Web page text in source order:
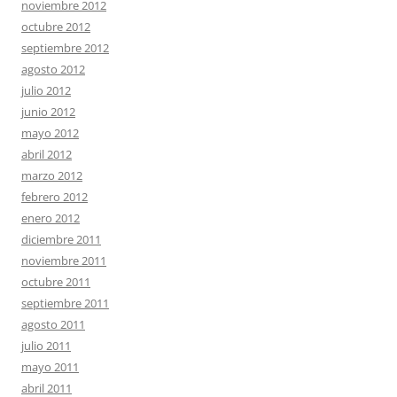
noviembre 2012
octubre 2012
septiembre 2012
agosto 2012
julio 2012
junio 2012
mayo 2012
abril 2012
marzo 2012
febrero 2012
enero 2012
diciembre 2011
noviembre 2011
octubre 2011
septiembre 2011
agosto 2011
julio 2011
mayo 2011
abril 2011